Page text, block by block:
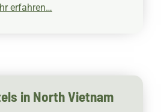
erfahren…
in North Vietnam